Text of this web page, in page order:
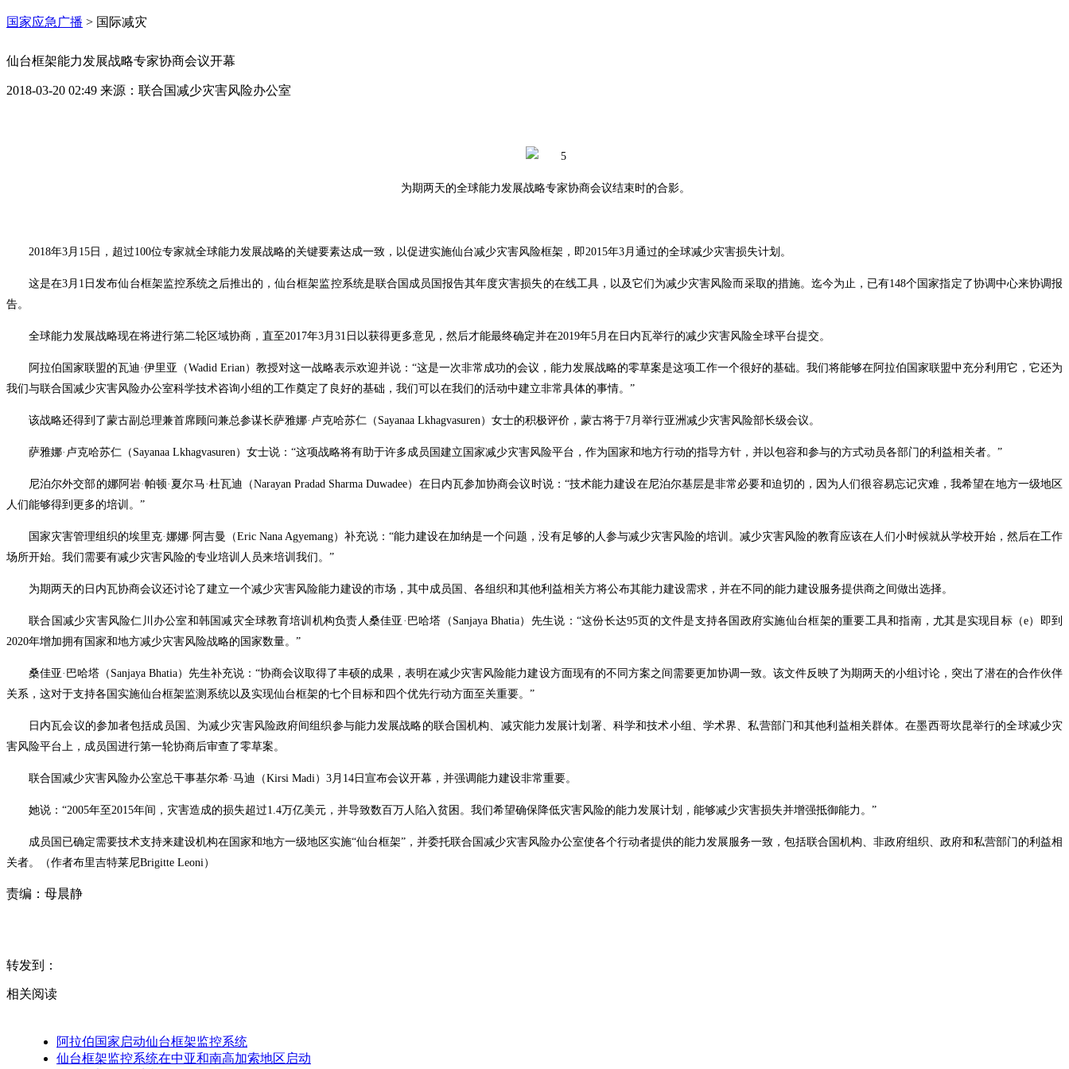
国家应急广播 > 国际减灾
仙台框架能力发展战略专家协商会议开幕
2018-03-20 02:49 来源： 联合国减少灾害风险办公室
为期两天的全球能力发展战略专家协商会议结束时的合影。
2018年3月15日，超过100位专家就全球能力发展战略的关键要素达成一致，以促进实施仙台减少灾害风险框架，即2015年3月通过的全球减少灾害损失计划。
这是在3月1日发布仙台框架监控系统之后推出的，仙台框架监控系统是联合国成员国报告其年度灾害损失的在线工具，以及它们为减少灾害风险而采取的措施。迄今为止，已有148个国家指定了协调中心来协调报
告。
全球能力发展战略现在将进行第二轮区域协商， 直至2017年3月31日以获得更多意见，然后才能最终确定并在2019年5月在日内瓦举行的减少灾害风险全球平台提交。
阿拉伯国家联盟的瓦迪·伊里亚（Wadid Erian）教授对这一战略表示欢迎并说：“这是一次非常成功的会议，能力发展战略的零草案是这项工作一个很好的基础。我们将能够在阿拉伯国家联盟中充分利用它，它还为
我们与联合国减少灾害风险办公室科学技术咨询小组的工作奠定了良好的基础，我们可以在我们的活动中建立非常具体的事情。”
该战略还得到了蒙古副总理兼首席顾问兼总参谋长萨雅娜· 卢克哈苏仁（Sayanaa Lkhagvasuren）女士的积极评价，蒙古将于7月举行亚洲减少灾害风险部长级会议。
萨雅娜· 卢克哈苏仁（Sayanaa Lkhagvasuren）女士说：“这项战略将有助于许多成员国建立国家减少灾害风险平台，作为国家和地方行动的指导方针，并以包容和参与的方式动员各部门的利益相关者。”
尼泊尔外交部的娜阿岩·帕顿· 夏尔马·杜瓦迪（Narayan Pradad Sharma Duwadee）在日内瓦参加协商会议时说：“技术能力建设在尼泊尔基层是非常必要和迫切的，因为人们很容易忘记灾难，我希望在地方一级地区
人们能够得到更多的培训。”
国家灾害管理组织的埃里克·娜娜· 阿吉曼（Eric Nana Agyemang）补充说：“能力建设在加纳是一个问题，没有足够的人参与减少灾害风险的培训。减少灾害风险的教育应该在人们小时候就从学校开始，然后在工作
场所开始。我们需要有减少灾害风险的专业培训人员来培训我们。”
为期两天的日内瓦协商会议还讨论了建立一个减少灾害风险能力建设的市场，其中成员国、各组织和其他利益相关方将公布其能力建设需求，并在不同的能力建设服务提供商之间做出选择。
联合国减少灾害风险仁川办公室和韩国减灾全球教育培训机构负责人桑佳亚 · 巴哈塔（Sanjaya Bhatia） 先生说：“这份长达95页的文件是支持各国政府实施仙台框架的重要工具和指南，尤其是实现目标（e）即到
2020年增加拥有国家和地方减少灾害风险战略的国家数量。”
桑佳亚 · 巴哈塔（Sanjaya Bhatia）先生补充说：“协商会议取得了丰硕的成果，表明在减少灾害风险能力建设方面现有的不同方案之间需要更加协调一致。该文件反映了为期两天的小组讨论，突出了潜在的合作伙伴
关系，这对于支持各国实施仙台框架监测系统以及实现仙台框架的七个目标和四个优先行动方面至关重要。”
日内瓦会议的参加者包括成员国、为减少灾害风险政府间组织参与能力发展战略的联合国机构、减灾能力发展计划署、科学和技术小组、学术界、私营部门和其他利益相关群体。在墨西哥坎昆举行的全球减少灾
害风险平台上，成员国进行第一轮协商后审查了零草案。
联合国减少灾害风险办公室总干事基尔希·马迪（Kirsi Madi）3月14日宣布会议开幕，并强调能力建设非常重要。
她说：“2005年至2015年间，灾害造成的损失超过1.4万亿美元，并导致数百万人陷入贫困。我们希望确保降低灾害风险的能力发展计划，能够减少灾害损失并增强抵御能力。”
成员国已确定需要技术支持来建设机构在国家和地方一级地区实施“仙台框架”，并委托联合国减少灾害风险办公室使各个行动者提供的能力发展服务一致，包括联合国机构、非政府组织、政府和私营部门的利益相
关者。（作者布里吉特莱尼Brigitte Leoni）
责编： 母晨静
转发到：
相关阅读
阿拉伯国家启动仙台框架监控系统
仙台框架监控系统在中亚和南高加索地区启动